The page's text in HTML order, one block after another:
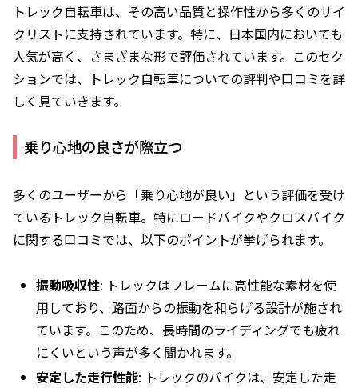
トレック自転車は、その高い品質と操作性から多くのサイ
クリストに支持されています。特に、日本国内においても
人気が高く、さまざまな形で評価されています。このセク
ションでは、トレック自転車についての評判や口コミを詳
しく見ていきます。
乗り心地の良さが際立つ
多くのユーザーから「乗り心地が良い」という評価を受け
ているトレック自転車。特にロードバイクやクロスバイク
に関する口コミでは、以下のポイントが挙げられます。
振動吸収性: トレックはフレームに高性能な素材を使
用しており、路面からの振動を和らげる設計が施され
ています。このため、長時間のライディングでも疲れ
にくいという声が多く聞かれます。
安定した走行性能: トレックのバイクは、安定した走